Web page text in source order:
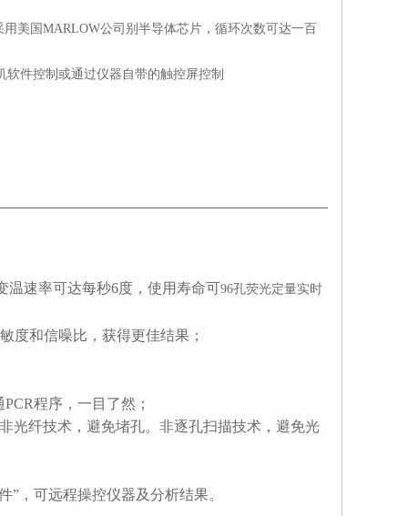
用美国MARLOW公司别半导体芯片，循环次数可达一百
软件控制或通过仪器自带的触控屏控制
温速率可达每秒6度，使用寿命可96孔荧光定量实时
度和信噪比，获得更佳结果；
程序，一目了然；
光纤技术，避免堵孔。非逐孔扫描技术，避免光
”，可远程操控仪器及分析结果。